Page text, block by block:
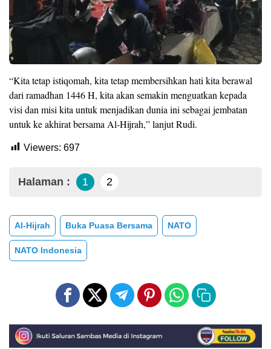
“Kita tetap istiqomah, kita tetap membersihkan hati kita berawal
dari ramadhan 1446 H, kita akan semakin menguatkan kepada
visi dan misi kita untuk menjadikan dunia ini sebagai jembatan
untuk ke akhirat bersama Al-Hijrah,” lanjut Rudi.
Viewers: 697
Halaman : 1 2
Al-Hijrah Buka Puasa Bersama NATO
NATO Indonesia